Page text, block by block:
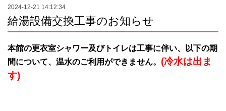
2024-12-21 14:12:34
給湯設備交換工事のお知らせ
本館の更衣室シャワー及びトイレは工事に伴い、以下の期
間について、温水のご利用ができません。 (冷水は出ま
す)